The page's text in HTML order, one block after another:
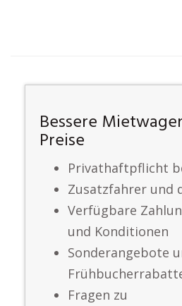
Bessere
Preise
Privathaftpflicht
Zusatzfahrer und
Verfügbare
und Konditionen
Sonderangebote
Fragen zu